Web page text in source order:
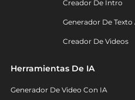
Creador De Intro
Generador De
Creador De Videos
Herramientas De IA
Generador De Video Con IA